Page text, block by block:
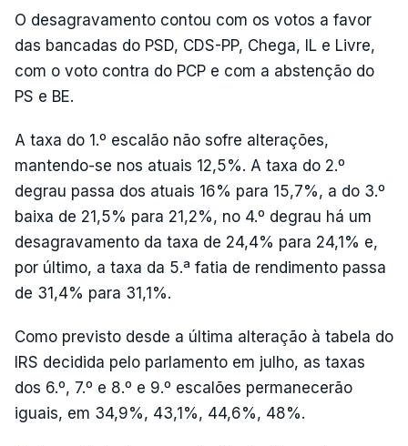
O desagravamento contou com os votos a favor
das bancadas do PSD, CDS-PP, Chega, IL e Livre,
com o voto contra do PCP e com a abstenção do
PS e BE.
A taxa do 1.º escalão não sofre alterações,
mantendo-se nos atuais 12,5%. A taxa do 2.º
degrau passa dos atuais 16% para 15,7%, a do 3.º
baixa de 21,5% para 21,2%, no 4.º degrau há um
desagravamento da taxa de 24,4% para 24,1% e,
por último, a taxa da 5.ª fatia de rendimento passa
de 31,4% para 31,1%.
Como previsto desde a última alteração à tabela do
IRS decidida pelo parlamento em julho, as taxas
dos 6.º, 7.º e 8.º e 9.º escalões permanecerão
iguais, em 34,9%, 43,1%, 44,6%, 48%.